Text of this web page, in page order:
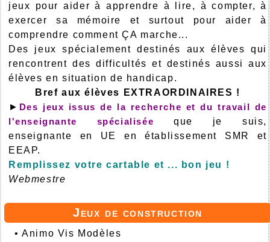
jeux pour aider à apprendre à lire, à compter, à
exercer sa mémoire et surtout pour aider à
comprendre comment ÇA marche...
Des jeux spécialement destinés aux élèves qui
rencontrent des difficultés et destinés aussi aux
élèves en situation de handicap.
Bref aux élèves EXTRAORDINAIRES !
► Des jeux issus de la recherche et du travail de
l'enseignante spécialisée que je suis,
enseignante en UE en établissement SMR et
EEAP.
Remplissez votre cartable et ... bon jeu !
Webmestre
Jeux de construction
•Animo Vis Modèles